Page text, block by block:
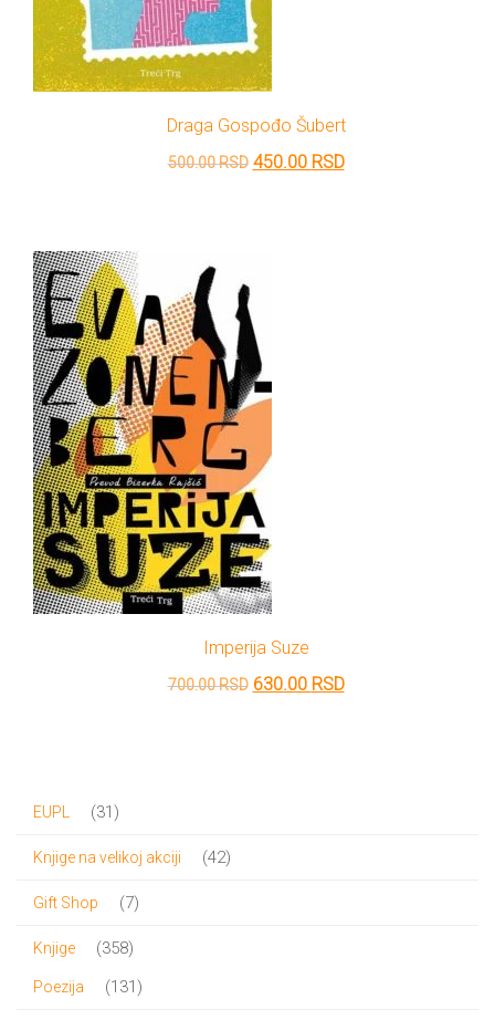
Draga Gospođo Šubert
500.00RSD Originalna
450.00 RSDTrenutna
Imperija Suze
700.00RSD Originalna
630.00 RSDTrenutna
EUPL 31 31
Knjige na velikoj akciji 4242
Gift Shop 77
Knjige 358358
proizvoda
Poezija 131 131